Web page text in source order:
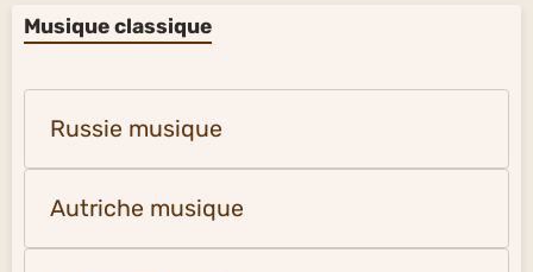
Musique classique
Russie musique
Autriche musique